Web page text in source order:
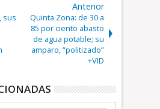
sus
Anterior
Quinta Zona: de 30 a
85 por ciento abasto
de agua potable; su
amparo, “politizado”
+VID